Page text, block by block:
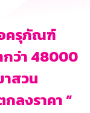
อครุภัณฑ์
กว่า 48000
สวน
ลงราคา “